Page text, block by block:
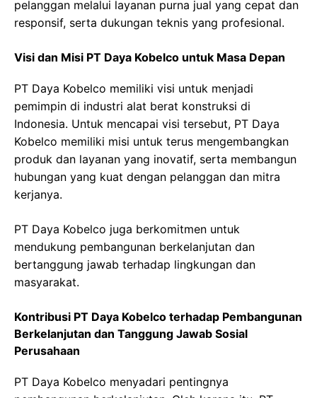
pelanggan melalui layanan purna jual yang cepat dan
responsif, serta dukungan teknis yang profesional.
Visi dan Misi PT Daya Kobelco untuk Masa Depan
PT Daya Kobelco memiliki visi untuk menjadi
pemimpin di industri alat berat konstruksi di
Indonesia. Untuk mencapai visi tersebut, PT Daya
Kobelco memiliki misi untuk terus mengembangkan
produk dan layanan yang inovatif, serta membangun
hubungan yang kuat dengan pelanggan dan mitra
kerjanya.
PT Daya Kobelco juga berkomitmen untuk
mendukung pembangunan berkelanjutan dan
bertanggung jawab terhadap lingkungan dan
masyarakat.
Kontribusi PT Daya Kobelco terhadap Pembangunan
Berkelanjutan dan Tanggung Jawab Sosial
Perusahaan
PT Daya Kobelco menyadari pentingnya